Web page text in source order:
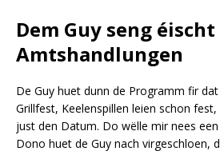
Dem Guy seng éischt
Amtshandlungen
De Guy huet dunn de Programm fir
Grillfest, Keelenspillen leien schon
just den Datum. Do wëlle mir nees
Dono huet de Guy nach virgeschloen,